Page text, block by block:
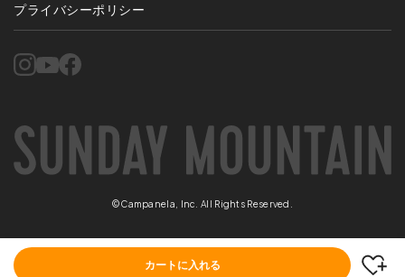
プライバシーポリシー
©Campanela, Inc. All Rights Reserved.
カートに入れる